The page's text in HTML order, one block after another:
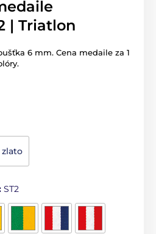
| Triatlon
6 mm. Cena medaile za 1
zlato
ST2